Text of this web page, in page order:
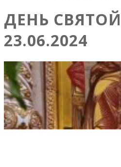
ДЕНЬ
23.06.2024